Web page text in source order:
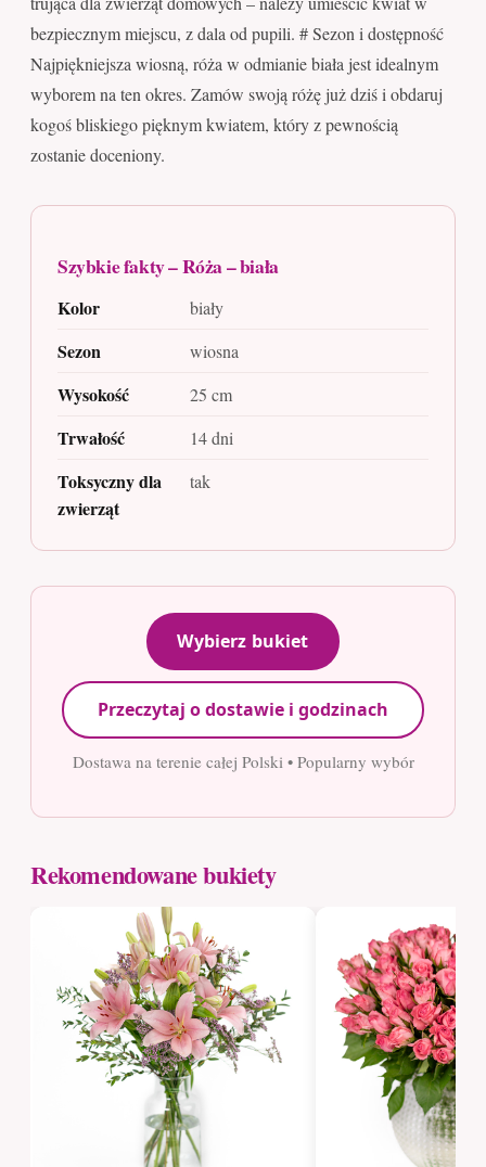
bezpiecznym miejscu, z dala od pupili. # Sezon i dostępność
Najpiękniejsza wiosną, róża w odmianie biała jest idealnym
wyborem na ten okres. Zamów swoją różę już dziś i obdaruj
kogoś bliskiego pięknym kwiatem, który z pewnością
zostanie doceniony.
Szybkie fakty – Róża – biała
Kolor biały
Sezon wiosna
Wysokość 25 cm
Trwałość 14 dni
Toksyczny dla
zwierząt
tak
Wybierz bukiet
Przeczytaj o dostawie i godzinach
Dostawa na terenie całej Polski • Popularny wybór
Rekomendowane bukiety